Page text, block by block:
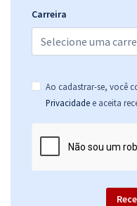
Carreira
Ao cadastrar-se, você
Privacidade e aceita